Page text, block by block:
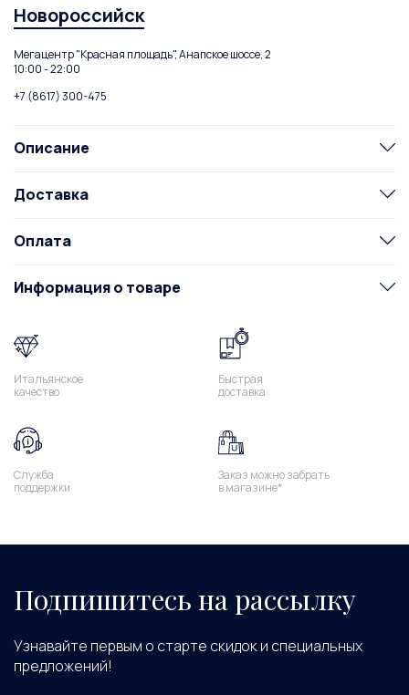
Новороссийск
Мегацентр "Красная площадь", Анапское шоссе, 2
10:00 - 22:00
+7 (8617) 300-475
Описание
Доставка
Оплата
Информация о товаре
Итальянское
качество
Быстрая
доставка
Служба
поддержки
Заказ можно забрать
в магазине*
Подпишитесь на рассылку
Узнавайте первым о старте скидок и специальных
предложений!